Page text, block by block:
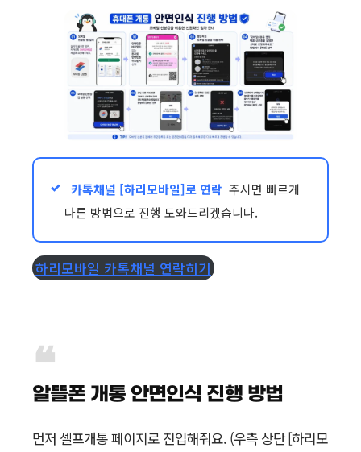
카톡채널 [하리모바일]로 연락 주시면 빠르게
다른 방법으로 진행 도와드리겠습니다.
하리모바일 카톡채널 연락히기
알뜰폰 개통 안면인식 진행 방법
먼저 셀프개통 페이지로 진입해줘요. (우측 상단 [하리모